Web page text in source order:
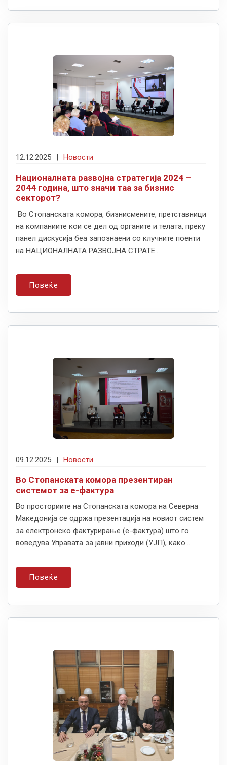
12.12.2025 | Новости
Националната развојна стратегија 2024 –
2044 година, што значи таа за бизнис
секторот?
Во Стопанската комора, бизнисмените, претставници
на компаниите кои се дел од органите и телата, преку
панел дискусија беа запознаени со клучните поенти
на НАЦИОНАЛНАТА РАЗВОЈНА СТРАТЕ...
Повеќе
09.12.2025 | Новости
Во Стопанската комора презентиран
системот за е-фактура
Во просториите на Стопанската комора на Северна
Македонија се одржа презентација на новиот систем
за електронско фактурирање (е-фактура) што го
воведува Управата за јавни приходи (УЈП), како...
Повеќе